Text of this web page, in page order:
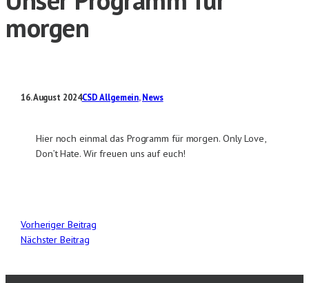
morgen
16. August 2024CSD Allgemein, News
Hier noch einmal das Programm für morgen. Only Love,
Don’t Hate. Wir freuen uns auf euch!
Vorheriger Beitrag
Nächster Beitrag